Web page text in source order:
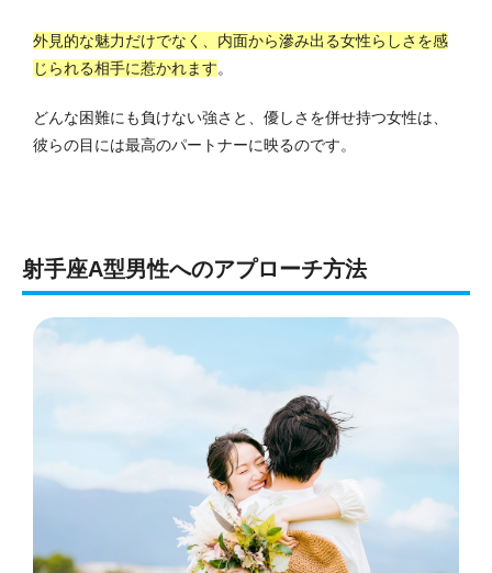
外見的な魅力だけでなく、内面から滲み出る女性らしさを感
じられる相手に惹かれます。
どんな困難にも負けない強さと、優しさを併せ持つ女性は、
彼らの目には最高のパートナーに映るのです。
射手座A型男性へのアプローチ方法